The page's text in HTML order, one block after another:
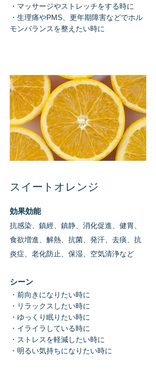
・マッサージやストレッチをする時に
・生理痛やPMS、更年期障害などでホル
モンバランスを整えたい時に
スイートオレンジ
効果効能
抗感染、 鎮經、鎮静、消化促進、健胃、
食欲増進、解熱、抗菌、発汗、去痰、抗
炎症、老化防止、保湿、空気清浄など
シーン
・前向きになりたい時に
・リラックス したい時に
・ゆっくり眠りたい時に
・イライラしている時に
・ストレスを軽減したい時に
・明るい気持ちになりたい時に